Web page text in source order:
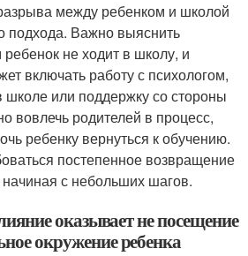
между ребенком и школой
подхода. Важно выяснить
не ходит в школу, и
включать работу с психологом,
или поддержку со стороны
вовлечь родителей в процесс,
ребенку вернуться к обучению.
постепенное возвращение
с небольших шагов.
оказывает не посещение
окружение ребенка